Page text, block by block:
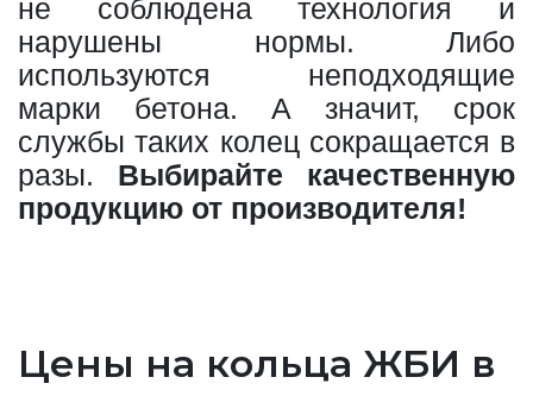
не соблюдена технология и
нарушены нормы. Либо
используются неподходящие
марки бетона. А значит, срок
службы таких колец сокращается в
разы. Выбирайте качественную
продукцию от производителя!
Цены на кольца ЖБИ в